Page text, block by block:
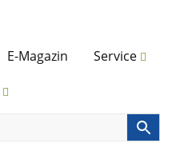
E-Magazin
Service